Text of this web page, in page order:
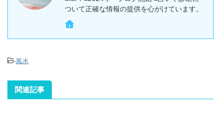
ついて正確な情報の提供を心がけています。
-風水
関連記事